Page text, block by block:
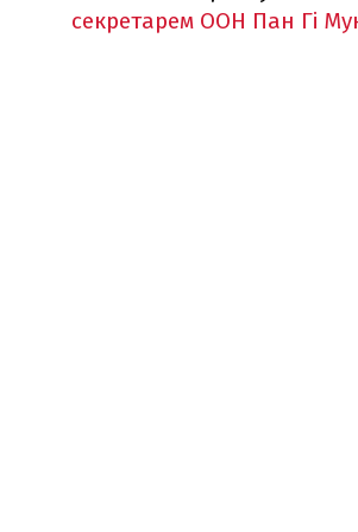
секретарем ООН Пан Гі